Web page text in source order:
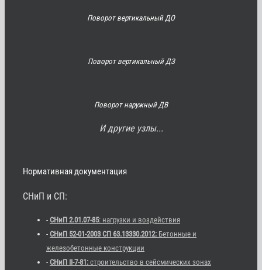
Поворот вертикальный ДО
Поворот вертикальный ДЗ
Поворот наружный ДВ
И другие узлы...
Нормативная документация
СНиП и СП:
- СНиП 2.01.07-85: нагрузки и воздействия
- СНиП 52-01-2003 СП 63.13330.2012: Бетонные и
железобетонные конструкции
- СНиП II-7-81: строительство в сейсмических зонах